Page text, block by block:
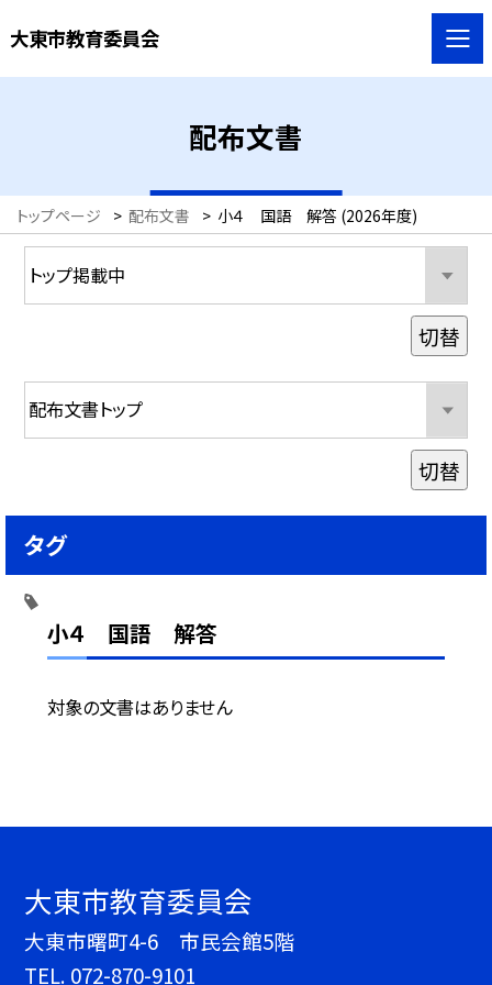
大東市教育委員会
配布文書
トップページ > 配布文書 > 小４ 国語 解答 (2026年度)
小４ 国語 解答
対象の文書はありません
切替
切替
タグ
大東市教育委員会
大東市曙町4-6 市民会館5階
TEL. 072-870-9101